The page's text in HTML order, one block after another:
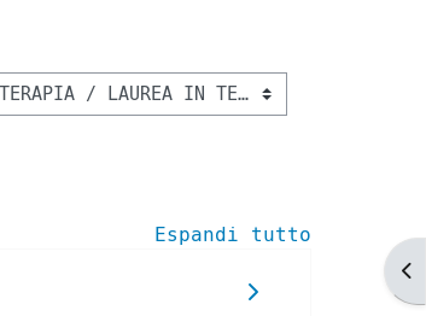
Espandi tutto